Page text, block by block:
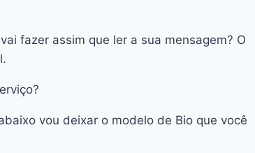
fazer assim que ler a sua mensagem? O
vou deixar o modelo de Bio que você